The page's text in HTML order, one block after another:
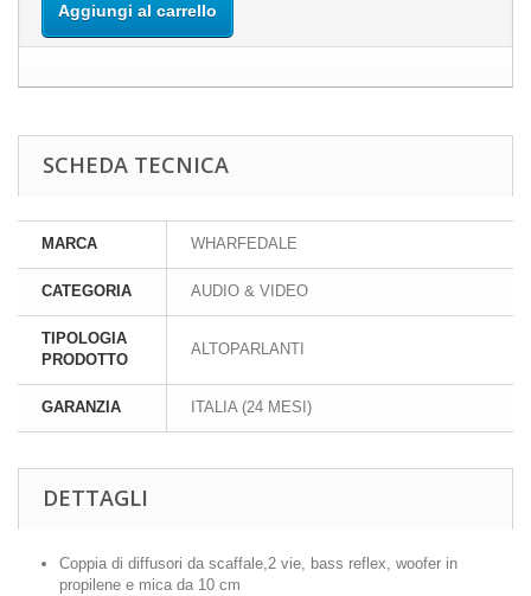
Aggiungi al carrello
SCHEDA TECNICA
MARCA WHARFEDALE
CATEGORIA AUDIO & VIDEO
TIPOLOGIA
PRODOTTO
ALTOPARLANTI
GARANZIA ITALIA (24 MESI)
DETTAGLI
Coppia di diffusori da scaffale,2 vie, bass reflex, woofer in
propilene e mica da 10 cm